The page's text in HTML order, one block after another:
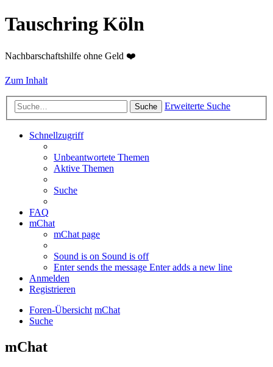
Tauschring Köln
Nachbarschaftshilfe ohne Geld ❤️
Zum Inhalt
Suche Erweiterte Suche
Schnellzugriff
Unbeantwortete Themen
Aktive Themen
Suche
FAQ
mChat
mChat page
Sound is on Sound is off
Enter sends the message Enter adds a new line
Anmelden
Registrieren
Foren-Übersicht mChat
Suche
mChat